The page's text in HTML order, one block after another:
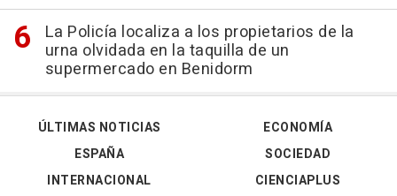
La Policía localiza a los propietarios de la
urna olvidada en la taquilla de un
supermercado en Benidorm
ÚLTIMAS NOTICIAS
ESPAÑA
INTERNACIONAL
ECONOMÍA
SOCIEDAD
CIENCIAPLUS